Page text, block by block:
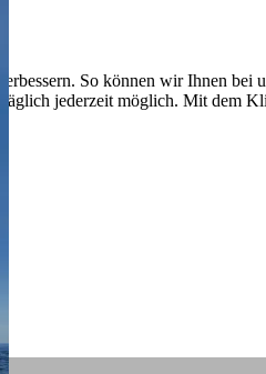
So können wir Ihnen bei
jederzeit möglich. Mit dem